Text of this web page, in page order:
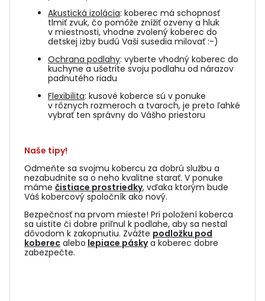
Akustická izolácia: koberec má schopnosť
tlmiť zvuk, čo pomôže znížiť ozveny a hluk
v miestnosti, vhodne zvolený koberec do
detskej izby budú Vaši susedia milovať :-)
Ochrana podlahy: vyberte vhodný koberec do
kuchyne a ušetrite svoju podlahu od nárazov
padnutého riadu
Flexibilita: kusové koberce sú v ponuke
v rôznych rozmeroch a tvaroch, je preto ľahké
vybrať ten správny do Vášho priestoru
Naše tipy!
Odmeňte sa svojmu kobercu za dobrú službu a
nezabudnite sa o neho kvalitne starať. V ponuke
máme čistiace prostriedky, vďaka ktorým bude
Váš kobercový spoločník ako nový.
Bezpečnosť na prvom mieste! Pri položení koberca
sa uistite či dobre priľnul k podlahe, aby sa nestal
dôvodom k zakopnutiu. Zvážte podložku pod
koberec alebo lepiace páskya koberec dobre
zabezpečte.